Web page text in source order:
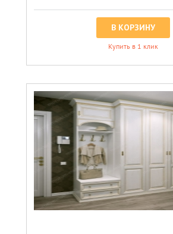
В КОРЗИНУ
Купить в 1 клик